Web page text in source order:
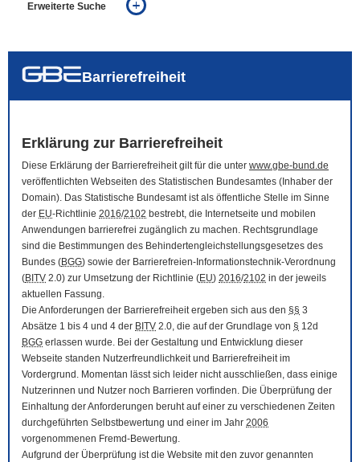
Erweiterte Suche
auch in allen Texten suchen (Volltextsuche)
Barrierefreiheit
Erklärung zur Barrierefreiheit
Diese Erklärung der Barrierefreiheit gilt für die unter www.gbe-bund.de
veröffentlichten Webseiten des Statistischen Bundesamtes (Inhaber der
Domain). Das Statistische Bundesamt ist als öffentliche Stelle im Sinne
der EU-Richtlinie 2016/2102 bestrebt, die Internetseite und mobilen
Anwendungen barrierefrei zugänglich zu machen. Rechtsgrundlage
sind die Bestimmungen des Behindertengleichstellungsgesetzes des
Bundes (BGG) sowie der Barrierefreien-Informationstechnik-Verordnung
(BITV 2.0) zur Umsetzung der Richtlinie (EU) 2016/2102 in der jeweils
aktuellen Fassung.
Die Anforderungen der Barrierefreiheit ergeben sich aus den §§ 3
Absätze 1 bis 4 und 4 der BITV 2.0, die auf der Grundlage von § 12d
BGG erlassen wurde. Bei der Gestaltung und Entwicklung dieser
Webseite standen Nutzerfreundlichkeit und Barrierefreiheit im
Vordergrund. Momentan lässt sich leider nicht ausschließen, dass einige
Nutzerinnen und Nutzer noch Barrieren vorfinden. Die Überprüfung der
Einhaltung der Anforderungen beruht auf einer zu verschiedenen Zeiten
durchgeführten Selbstbewertung und einer im Jahr 2006
vorgenommenen Fremd-Bewertung.
Aufgrund der Überprüfung ist die Website mit den zuvor genannten